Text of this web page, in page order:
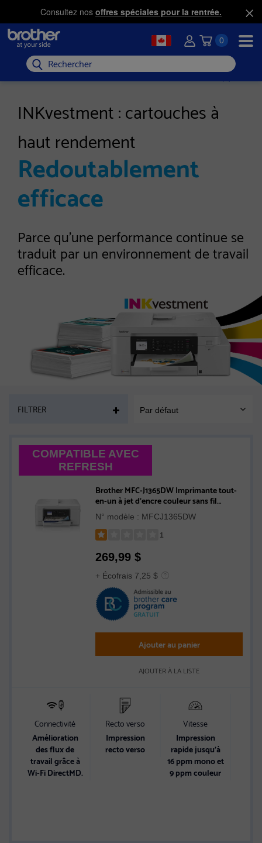
Consultez nos offres spéciales pour la rentrée.
0
Rechercher
INKvestment : cartouches à
haut rendement
Redoutablement
efficace
Parce qu'une performance continue se
traduit par un environnement de travail
efficace.
FILTRER Par défaut
COMPATIBLE AVEC
REFRESH
Brother MFC-J1365DW Imprimante tout-
en-un à jet d’encre couleur sans fil
INKvestment avec impression recto verso
automatique et écran couleur de 1,8 po
N° modèle : MFCJ1365DW
1
1
out
5
stars
269,99 $
+ Écofrais 7,25 $
Ajouter au panier
AJOUTER À LA LISTE
Connectivité
Amélioration
des flux de
travail grâce à
Wi-Fi DirectMD.
Recto verso
Impression
recto verso
Vitesse
Impression
rapide jusqu’à
16 ppm mono et
9 ppm couleur